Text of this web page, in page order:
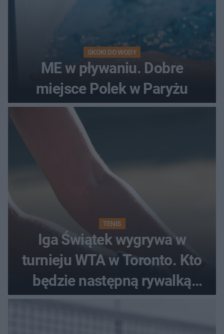
SKOKI DO WODY
ME w pływaniu. Dobre
miejsce Polek w Paryżu
TENIS
Iga Świątek wygrywa w
turnieju WTA w Toronto. Kto
będzie następną rywalką
Polki?